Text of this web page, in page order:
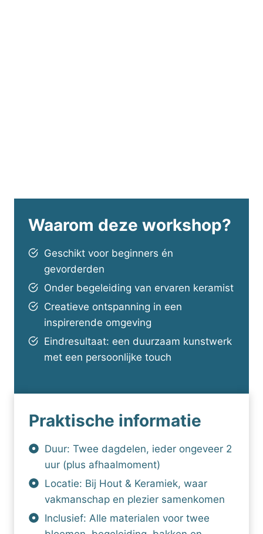
Waarom deze workshop?
Geschikt voor beginners én
gevorderden
Onder begeleiding van ervaren keramist
Creatieve ontspanning in een
inspirerende omgeving
Eindresultaat: een duurzaam kunstwerk
met een persoonlijke touch
Praktische informatie
Duur: Twee dagdelen, ieder ongeveer 2
uur (plus afhaalmoment)
Locatie: Bij Hout & Keramiek, waar
vakmanschap en plezier samenkomen
Inclusief: Alle materialen voor twee